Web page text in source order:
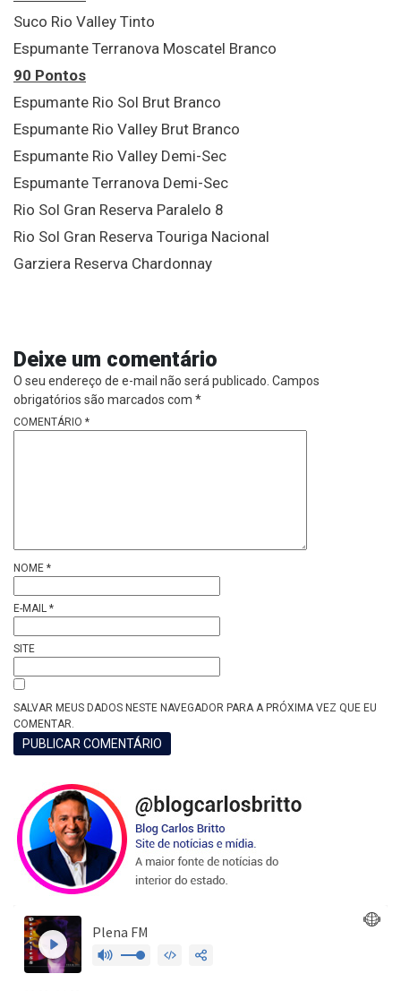
Suco Rio Valley Tinto
Espumante Terranova Moscatel Branco
90 Pontos
Espumante Rio Sol Brut Branco
Espumante Rio Valley Brut Branco
Espumante Rio Valley Demi-Sec
Espumante Terranova Demi-Sec
Rio Sol Gran Reserva Paralelo 8
Rio Sol Gran Reserva Touriga Nacional
Garziera Reserva Chardonnay
Deixe um comentário
O seu endereço de e-mail não será publicado. Campos
obrigatórios são marcados com *
COMENTÁRIO *
NOME *
E-MAIL *
SITE
SALVAR MEUS DADOS NESTE NAVEGADOR PARA A PRÓXIMA VEZ QUE EU
COMENTAR.